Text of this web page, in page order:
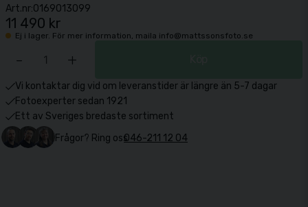
Art.nr:0169013099
11 490 kr
Ej i lager. För mer information, maila info@mattssonsfoto.se
- +
Vi kontaktar dig vid om leveranstider är längre än 5-7 dagar
Fotoexperter sedan 1921
Ett av Sveriges bredaste sortiment
Frågor? Ring oss046-211 12 04